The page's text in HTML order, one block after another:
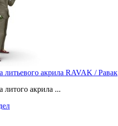
литьевого акрила RAVAK / Равак
литого акрила ...